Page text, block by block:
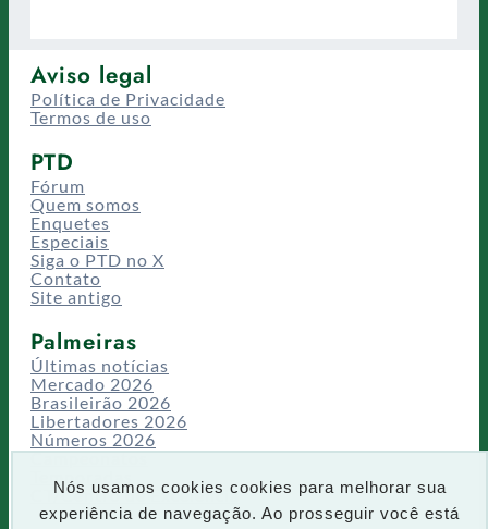
Nós usamos cookies cookies para melhorar sua
experiência de navegação. Ao prosseguir você está
Aviso legal
Política de Privacidade
Termos de uso
PTD
Fórum
Quem somos
Enquetes
Especiais
Siga o PTD no X
Contato
Site antigo
Palmeiras
Últimas notícias
Mercado 2026
Brasileirão 2026
Libertadores 2026
Números 2026
Campeonatos
Temporadas
CT/Centro de Excelência